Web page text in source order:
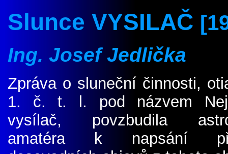
Slunce VYSILAČ
Ing. Josef Jedlička
Zpráva o sluneční činnosti,
1. č. t. l. pod názvem
vysílač, povzbudila
amatéra k napsání